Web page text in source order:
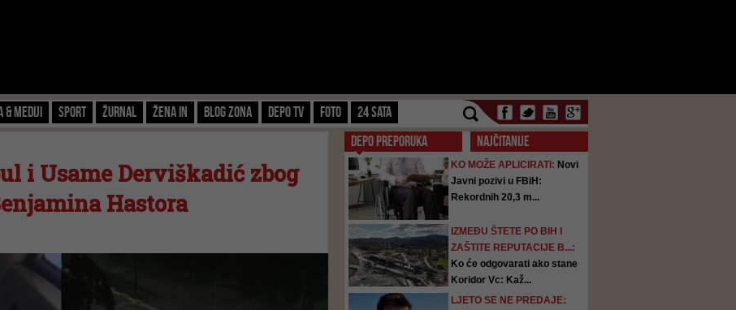
Mediji Sport Žurnal Žena IN Blog zona Depo TV FOTO 24 SATA
i Usame Derviškadić zbog
Hastora
DEPO PREPORUKA NAJČITANIJE
KO MOŽE APLICIRATI: Novi
Javni pozivi u FBiH:
Rekordnih 20,3 m...
IZMEĐU ŠTETE PO BIH I
ZAŠTITE REPUTACIJE B...:
Ko će odgovarati ako stane
Koridor Vc: Kaž...
LJETO SE NE PREDAJE: